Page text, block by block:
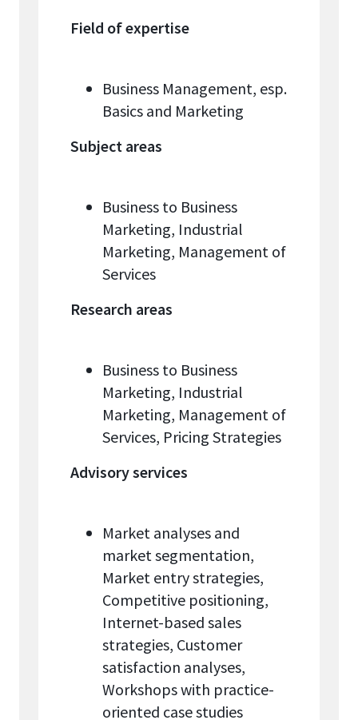
Field of expertise
Business Management, esp.
Basics and Marketing
Subject areas
Business to Business
Marketing, Industrial
Marketing, Management of
Services
Research areas
Business to Business
Marketing, Industrial
Marketing, Management of
Services, Pricing Strategies
Advisory services
Market analyses and
market segmentation,
Market entry strategies,
Competitive positioning,
Internet-based sales
strategies, Customer
satisfaction analyses,
Workshops with practice-
oriented case studies